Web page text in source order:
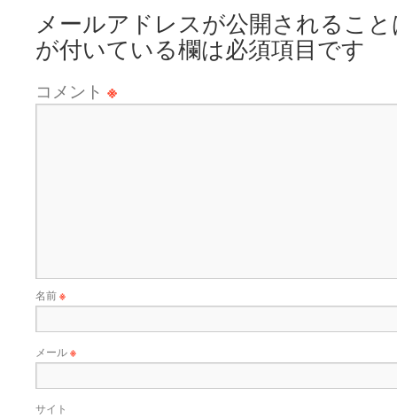
メールアドレスが公開されるこ
が付いている欄は必須項目です
コメント ※
名前※
メール※
サイト